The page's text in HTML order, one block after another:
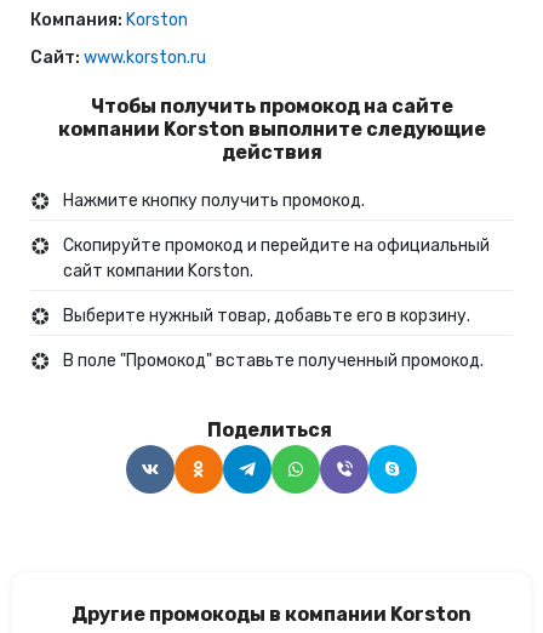
Компания: Korston
Сайт: www.korston.ru
Чтобы получить промокод на сайте
компании Korston выполните следующие
действия
Нажмите кнопку получить промокод.
Скопируйте промокод и перейдите на официальный
сайт компании Korston.
Выберите нужный товар, добавьте его в корзину.
В поле "Промокод" вставьте полученный промокод.
Поделиться
Другие промокоды в компании Korston